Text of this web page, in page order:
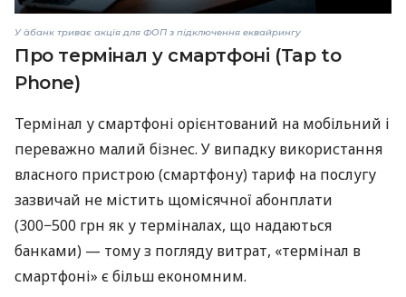
У àбанк триває акція для ФОП з підключення еквайрингу
Про термінал у смартфоні (Tap to
Phone)
Термінал у смартфоні орієнтований на мобільний і
переважно малий бізнес. У випадку використання
власного пристрою (смартфону) тариф на послугу
зазвичай не містить щомісячної абонплати
(300−500 грн як у терміналах, що надаються
банками) — тому з погляду витрат, «термінал в
смартфоні» є більш економним.